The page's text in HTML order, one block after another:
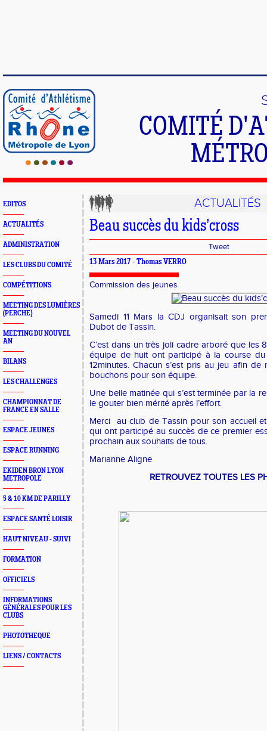
COMITÉ
EDITOS
ACTUALITÉS
ADMINISTRATION
LES CLUBS DU COMITÉ
COMPÉTITIONS
MEETING DES LUMIÈRES
(PERCHE)
MEETING DU NOUVEL
AN
BILANS
LES CHALLENGES
CHAMPIONNAT DE
FRANCE EN SALLE
ESPACE JEUNES
ESPACE RUNNING
EKIDEN BRON LYON
METROPOLE
5 & 10 KM DE PARILLY
ESPACE SANTÉ LOISIR
HAUT NIVEAU - SUIVI
FORMATION
OFFICIELS
INFORMATIONS
GÉNÉRALES POUR LES
CLUBS
PHOTOTHEQUE
LIENS / CONTACTS
ACTUALITÉS
Beau succès du kids’cross
Tweet
13 Mars 2017 - Thomas VERRO
Commission des jeunes
Samedi 11 Mars la CDJ organisait son
Dubot de Tassin.
C’est dans un très joli cadre arboré que les
équipe de huit ont participé à la course du
12minutes. Chacun s’est pris au jeu afin de
bouchons pour son équipe.
Une belle matinée qui s’est terminée par la
le gouter bien mérité après l’effort.
Merci
au club de Tassin pour son accueil
qui ont participé au succès de ce premier
prochain aux souhaits de tous.
Marianne Aligne
RETROUVEZ TOUTES LES